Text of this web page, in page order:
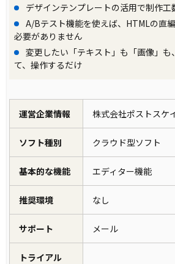
デザインテンプレートの活用で制作工
A/Bテスト機能を使えば、HTMLの直
必要がありません
変更したい「テキスト」も「画像」も
て、操作するだけ
運営企業情報 株式会社ポストスケ
ソフト種別 クラウド型ソフト
基本的な機能 エディター機能
推奨環境 なし
サポート メール
トライアル